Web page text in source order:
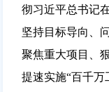
彻习近平总书记
坚持目标导向、
聚焦重大项目、
提速实施“百千万